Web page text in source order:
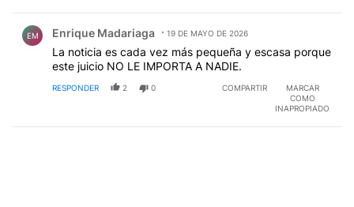
EM Enrique Madariaga 19 DE MAYO DE 2026
La noticia es cada vez más pequeña y escasa porque
este juicio NO LE IMPORTA A NADIE.
RESPONDER 2 0 COMPARTIR
MARCAR
COMO
INAPROPIADO